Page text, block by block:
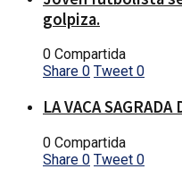
golpiza.
0 Compartida
Share 0 Tweet 0
LA VACA SAGRADA
0 Compartida
Share 0 Tweet 0